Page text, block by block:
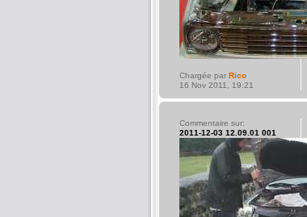
Chargée par Rico
16 Nov 2011, 19:21
Commentaire sur:
2011-12-03 12.09.01 001